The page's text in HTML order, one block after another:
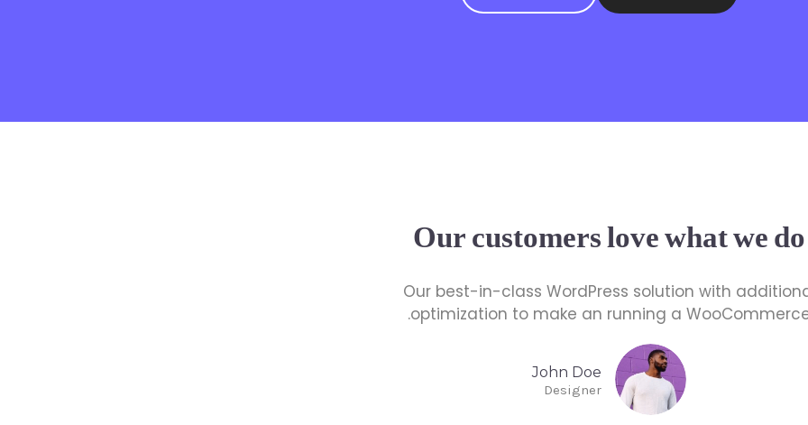
Our customers love what we do
Our best-in-class WordPress solution with
optimization to make an running a
John Doe
Designer